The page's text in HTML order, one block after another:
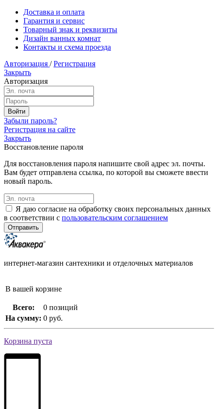
Доставка и оплата
Гарантия и сервис
Товарный знак и реквизиты
Дизайн ванных комнат
Контакты и схема проезда
Авторизация / Регистрация
Закрыть
Авторизация
Забыли пароль?
Регистрация на сайте
Закрыть
Восстановление пароля
Для восстановления пароля напишите свой адрес эл. почты.
Вам будет отправлена ссылка, по которой вы сможете ввести
новый пароль.
Я даю согласие на обработку своих персональных данных
в соответствии с пользовательским соглашением
интернет-магазин сантехники и отделочных материалов
В вашей корзине
Всего:
0 позиций
На сумму: 0 руб.
Корзина пуста